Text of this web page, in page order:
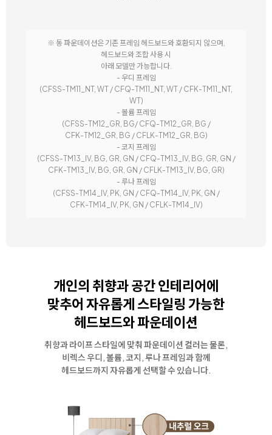
※ 동 파운데이션은 기존 프레임 헤드보드와 호환되지 않으며,
헤드보드와 조합 사용 시
아래 모델만 가능합니다.
- 우디 프레임
(CFSS-TM11_NT, WT / CFQ-TM11_NT, WT / CFK-TM11_NT,
WT)
- 볼륨 프레임
(CFSS-TM12_GR, BG/ CFQ-TM12_GR, BG /
CFK-TM12_GR, BG / CFLK-TM12_GR, BG)
- 코지 프레임
(CFSS-TM13_IV, BG, GR, GN / CFQ-TM13_IV, BG, GR, GN /
CFK-TM13_IV, BG, GR, GN / CFLK-TM13_IV, BG, GR)
- 루나 프레임
(CFSS-TM14_IV, PK, GN / CFQ-TM14_IV, PK, GN /
CFK-TM14_IV, PK, GN / CFLK-TM14_IV)
개인의 취향과 공간 인테리어에
맞추어 자유롭게 스타일링 가능한
헤드보드와 파운데이션
취향과 라이프 스타일에 맞춰 파운데이션 컬러는 물론,
비렉스 우디, 볼륨, 코지, 루나 프레임과 함께
헤드보드까지 자유롭게 선택할 수 있습니다.